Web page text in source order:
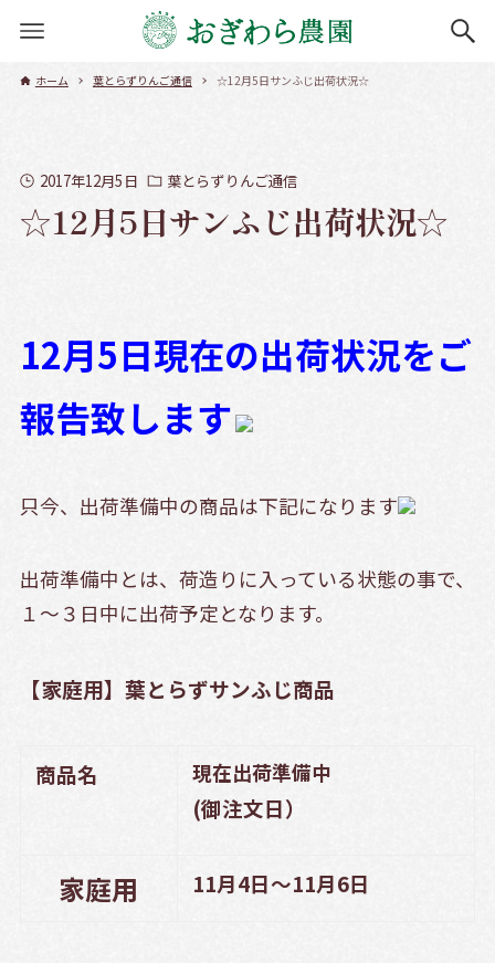
ホーム 葉とらずりんご通信 ☆12月5日サンふじ出荷状況☆
2017年12月5日 葉とらずりんご通信
☆12月5日サンふじ出荷状況☆
12月5日現在の出荷状況をご
報告致します
只今、出荷準備中の商品は下記になります
出荷準備中とは、荷造りに入っている状態の事で、
１～３日中に出荷予定となります。
【家庭用】葉とらずサンふじ商品
商品名 現在出荷準備中
(御注文日）
家庭用 11月4日～11月6日